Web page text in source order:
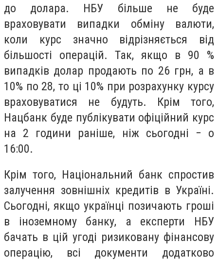
до долара. НБУ більше не буде
враховувати випадки обміну валюти,
коли курс значно відрізняється від
більшості операцій. Так, якщо в 90 %
випадків долар продають по 26 грн, а в
10% по 28, то ці 10% при розрахунку курсу
враховуватися не будуть. Крім того,
Нацбанк буде публікувати офіційний курс
на 2 години раніше, ніж сьогодні − о
16:00.
Крім того, Національний банк спростив
залучення зовнішніх кредитів в Україні.
Сьогодні, якщо українці позичають гроші
в іноземному банку, а експерти НБУ
бачать в цій угоді ризиковану фінансову
операцію, всі документи додатково